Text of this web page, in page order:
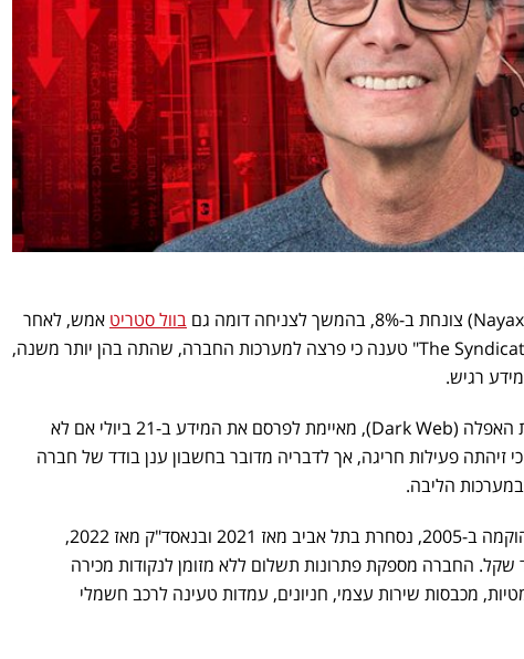
בוול סטריט אמש, לאחר
שקבוצת תקיפה המכנה את עצמה "The Syndicate" טענה כי פרצה למערכות החברה, שהתה בהן יותר משנה,
הקבוצה, שפרסמה את הטענות ברשת האפלה (Dark Web), מאיימת לפרסם את המידע ב-21 ביולי אם לא
זיהתה פעילות חריגה, אך לדבריה מדובר בחשבון ענן בודד של חברה
הליבה.
נאייקס היא חברת פינטק ישראלית שהוקמה ב-2005, נסחרת בתל אביב מאז 2021 ובנאסד"ק מאז 2022,
לפי שווי של כ-7 מיליארד שקל. החברה מספקת פתרונות תשלום ללא מזומן לנקודות מכירה
מכבסות שירות עצמי, חניונים, עמדות טעינה לרכב חשמלי